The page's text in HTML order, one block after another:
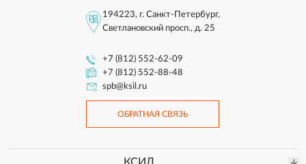
194223, г. Санкт-Петербург,
Светлановский просп., д. 25
+7 (812) 552-62-09
+7 (812) 552-88-48
spb@ksil.ru
ОБРАТНАЯ СВЯЗЬ